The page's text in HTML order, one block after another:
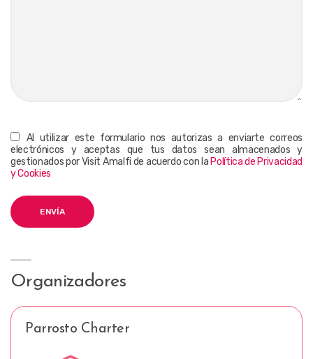
Al utilizar este formulario nos autorizas a enviarte correos
electrónicos y aceptas que tus datos sean almacenados y
gestionados por Visit Amalfi de acuerdo con la Política de Privacidad
y Cookies
Organizadores
Parrosto Charter